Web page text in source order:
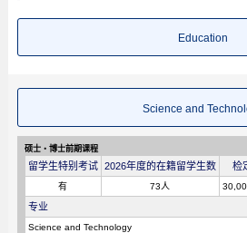
Education
Science and
硕士・博士前期课程
留学生特别考试 2026年度的在籍留学生数 检
有 73人
专业
Science and Technology